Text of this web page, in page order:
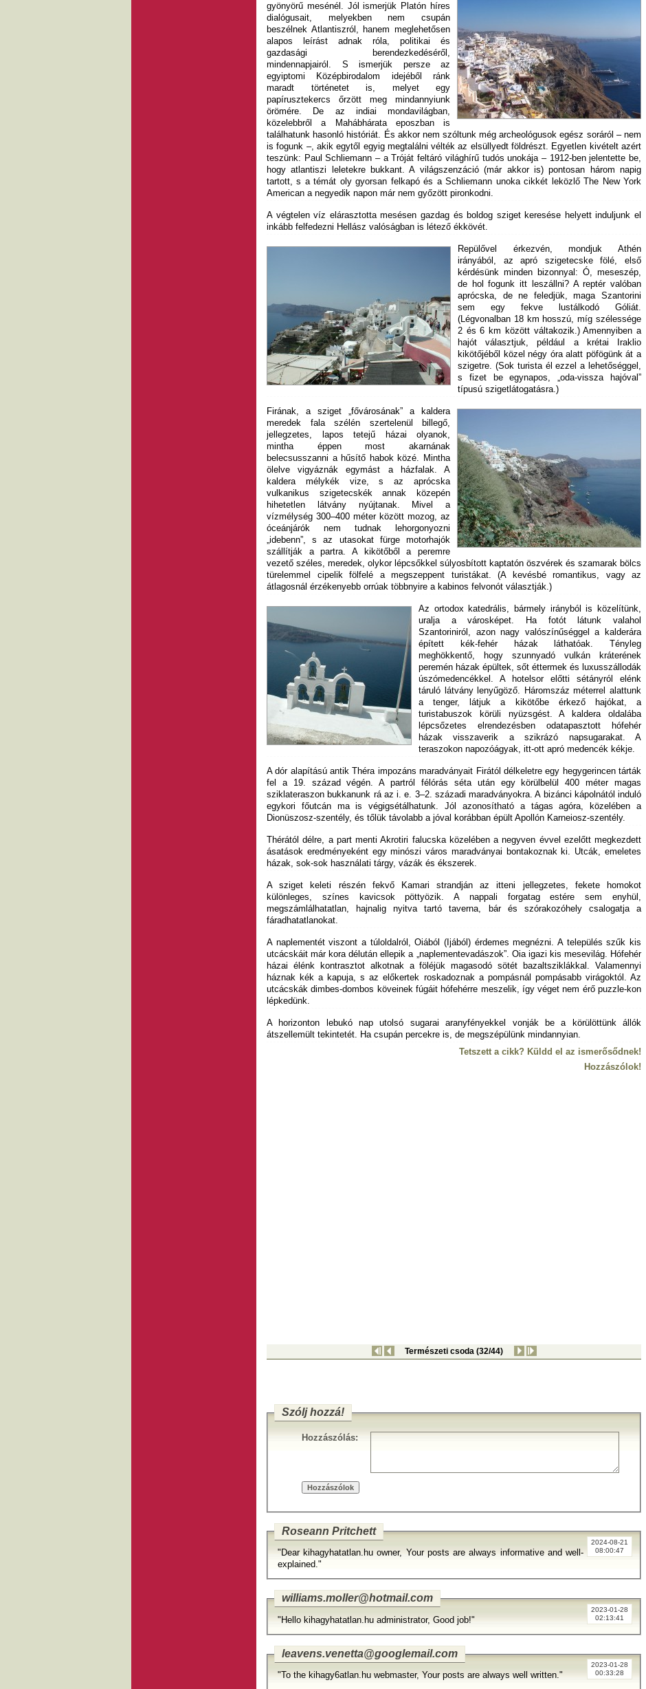
gyönyörű mesénél. Jól ismerjük Platón híres
dialógusait, melyekben nem csupán
beszélnek Atlantiszról, hanem meglehetősen
alapos leírást adnak róla, politikai és
gazdasági berendezkedéséről,
mindennapjairól. S ismerjük persze az
egyiptomi Középbirodalom idejéből ránk
maradt történetet is, melyet egy
papírusztekercs őrzött meg mindannyiunk
örömére. De az indiai mondavilágban,
közelebbről a Mahábhárata eposzban is
találhatunk hasonló históriát. És akkor nem szóltunk még archeológusok egész soráról – nem
is fogunk –, akik egytől egyig megtalálni vélték az elsüllyedt földrészt. Egyetlen kivételt azért
teszünk: Paul Schliemann – a Tróját feltáró világhírű tudós unokája – 1912-ben jelentette be,
hogy atlantiszi leletekre bukkant. A világszenzáció (már akkor is) pontosan három napig
tartott, s a témát oly gyorsan felkapó és a Schliemann unoka cikkét leközlő The New York
American a negyedik napon már nem győzött pironkodni.
A végtelen víz elárasztotta mesésen gazdag és boldog sziget keresése helyett induljunk el
inkább felfedezni Hellász valóságban is létező ékkövét.
Repülővel érkezvén, mondjuk Athén
irányából, az apró szigetecske fölé, első
kérdésünk minden bizonnyal: Ó, meseszép,
de hol fogunk itt leszállni? A reptér valóban
aprócska, de ne feledjük, maga Szantorini
sem egy fekve lustálkodó Góliát.
(Légvonalban 18 km hosszú, míg szélessége
2 és 6 km között váltakozik.) Amennyiben a
hajót választjuk, például a krétai Iraklio
kikötőjéből közel négy óra alatt pöfögünk át a
szigetre. (Sok turista él ezzel a lehetőséggel,
s fizet be egynapos, „oda-vissza hajóval”
típusú szigetlátogatásra.)
Firának, a sziget „fővárosának” a kaldera
meredek fala szélén szertelenül billegő,
jellegzetes, lapos tetejű házai olyanok,
mintha éppen most akarnának
belecsusszanni a hűsítő habok közé. Mintha
ölelve vigyáznák egymást a házfalak. A
kaldera mélykék vize, s az aprócska
vulkanikus szigetecskék annak közepén
hihetetlen látvány nyújtanak. Mivel a
vízmélység 300–400 méter között mozog, az
óceánjárók nem tudnak lehorgonyozni
„idebenn”, s az utasokat fürge motorhajók
szállítják a partra. A kikötőből a peremre
vezető széles, meredek, olykor lépcsőkkel súlyosbított kaptatón öszvérek és szamarak bölcs
türelemmel cipelik fölfelé a megszeppent turistákat. (A kevésbé romantikus, vagy az
átlagosnál érzékenyebb orrúak többnyire a kabinos felvonót választják.)
Az ortodox katedrális, bármely irányból is közelítünk,
uralja a városképet. Ha fotót látunk valahol
Szantoriniról, azon nagy valószínűséggel a kalderára
épített kék-fehér házak láthatóak. Tényleg
meghökkentő, hogy szunnyadó vulkán kráterének
peremén házak épültek, sőt éttermek és luxusszállodák
úszómedencékkel. A hotelsor előtti sétányról elénk
táruló látvány lenyűgöző. Háromszáz méterrel alattunk
a tenger, látjuk a kikötőbe érkező hajókat, a
turistabuszok körüli nyüzsgést. A kaldera oldalába
lépcsőzetes elrendezésben odatapasztott hófehér
házak visszaverik a szikrázó napsugarakat. A
teraszokon napozóágyak, itt-ott apró medencék kékje.
A dór alapítású antik Théra impozáns maradványait Firától délkeletre egy hegygerincen tárták
fel a 19. század végén. A partról félórás séta után egy körülbelül 400 méter magas
sziklateraszon bukkanunk rá az i. e. 3–2. századi maradványokra. A bizánci kápolnától induló
egykori főutcán ma is végigsétálhatunk. Jól azonosítható a tágas agóra, közelében a
Dionüszosz-szentély, és tőlük távolabb a jóval korábban épült Apollón Karneiosz-szentély.
Thérától délre, a part menti Akrotiri falucska közelében a negyven évvel ezelőtt megkezdett
ásatások eredményeként egy minószi város maradványai bontakoznak ki. Utcák, emeletes
házak, sok-sok használati tárgy, vázák és ékszerek.
A sziget keleti részén fekvő Kamari strandján az itteni jellegzetes, fekete homokot
különleges, színes kavicsok pöttyözik. A nappali forgatag estére sem enyhül,
megszámlálhatatlan, hajnalig nyitva tartó taverna, bár és szórakozóhely csalogatja a
fáradhatatlanokat.
A naplementét viszont a túloldalról, Oiából (Ijából) érdemes megnézni. A település szűk kis
utcácskáit már kora délután ellepik a „naplementevadászok”. Oia igazi kis mesevilág. Hófehér
házai élénk kontrasztot alkotnak a föléjük magasodó sötét bazaltsziklákkal. Valamennyi
háznak kék a kapuja, s az előkertek roskadoznak a pompásnál pompásabb virágoktól. Az
utcácskák dimbes-dombos köveinek fúgáit hófehérre meszelik, így véget nem érő puzzle-kon
lépkedünk.
A horizonton lebukó nap utolsó sugarai aranyfényekkel vonják be a körülöttünk állók
átszellemült tekintetét. Ha csupán percekre is, de megszépülünk mindannyian.
Tetszett a cikk? Küldd el az ismerősődnek!
Hozzászólok!
Természeti csoda (32/44)
Szólj hozzá!
Hozzászólás:
Roseann Pritchett
2024-08-21
08:00:47
"Dear kihagyhatatlan.hu owner, Your posts are always informative and well-
explained."
williams.moller@hotmail.com
2023-01-28
02:13:41
"Hello kihagyhatatlan.hu administrator, Good job!"
leavens.venetta@googlemail.com
2023-01-28
00:33:28
"To the kihagy6atlan.hu webmaster, Your posts are always well written."